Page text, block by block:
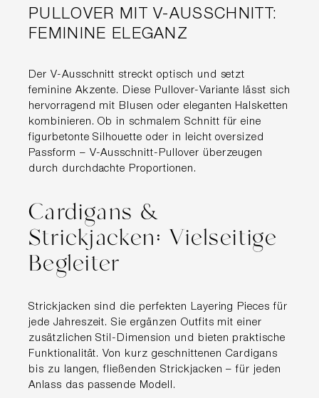
PULLOVER MIT V-AUSSCHNITT:
FEMININE ELEGANZ
Der V-Ausschnitt streckt optisch und setzt
feminine Akzente. Diese Pullover-Variante lässt sich
hervorragend mit Blusen oder eleganten Halsketten
kombinieren. Ob in schmalem Schnitt für eine
figurbetonte Silhouette oder in leicht oversized
Passform – V-Ausschnitt-Pullover überzeugen
durch durchdachte Proportionen.
Cardigans &
Strickjacken: Vielseitige
Begleiter
Strickjacken sind die perfekten Layering Pieces für
jede Jahreszeit. Sie ergänzen Outfits mit einer
zusätzlichen Stil-Dimension und bieten praktische
Funktionalität. Von kurz geschnittenen Cardigans
bis zu langen, fließenden Strickjacken – für jeden
Anlass das passende Modell.